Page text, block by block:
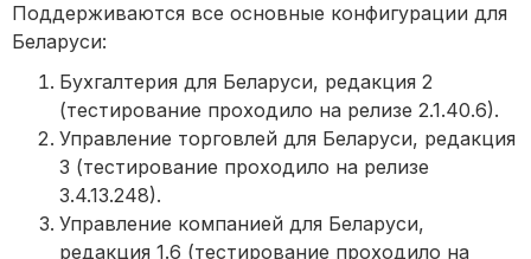
Поддерживаются все основные конфигурации для
Беларуси:
Бухгалтерия для Беларуси, редакция 2
(тестирование проходило на релизе 2.1.40.6).
Управление торговлей для Беларуси, редакция
3 (тестирование проходило на релизе
3.4.13.248).
Управление компанией для Беларуси,
редакция 1.6 (тестирование проходило на